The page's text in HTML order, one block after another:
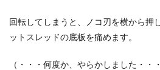
回転してしまうと、ノコ刃を横から押
ットスレッドの底板を痛めます。
（・・・何度か、やらかしました・・・